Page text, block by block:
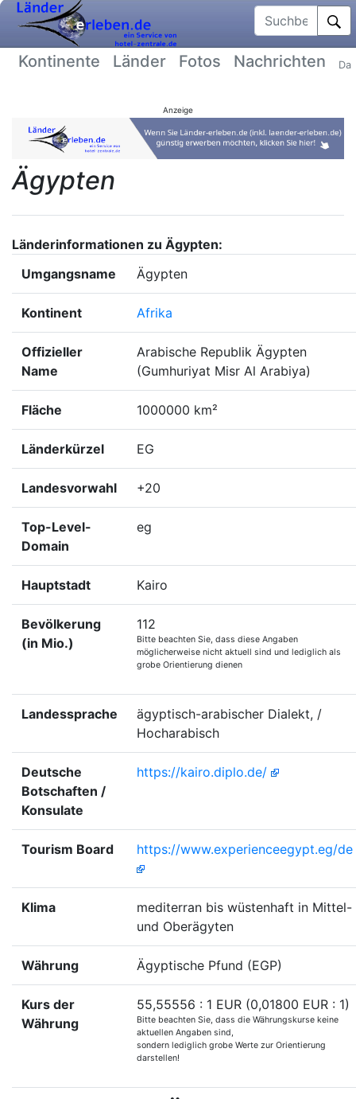
Suchbegriff
Kontinente Länder Fotos Nachrichten
Anzeige
Ägypten
Länderinformationen zu Ägypten:
Umgangsname
Ägypten
Kontinent Afrika
Offizieller
Name
Arabische Republik Ägypten
(Gumhuriyat Misr Al Arabiya)
Fläche 1000000 km²
Länderkürzel EG
Landesvorwahl +20
Top-Level-
Domain
eg
Hauptstadt Kairo
Bevölkerung
(in Mio.)
112
Bitte beachten Sie, dass diese Angaben
möglicherweise nicht aktuell sind und lediglich als
grobe Orientierung dienen
Landessprache
ägyptisch-arabischer Dialekt, /
Hocharabisch
Deutsche
Botschaften /
Konsulate
https://kairo.diplo.de/
Tourism Board https://www.experienceegypt.eg/de
Klima
mediterran bis wüstenhaft in Mittel-
und Oberägyten
Währung Ägyptische Pfund (EGP)
Kurs der
Währung
55,55556 : 1 EUR (0,01800 EUR : 1)
Bitte beachten Sie, dass die Währungskurse keine
aktuellen Angaben sind,
sondern lediglich grobe Werte zur Orientierung
darstellen!